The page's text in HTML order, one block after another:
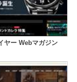
ヤー Webマガジン